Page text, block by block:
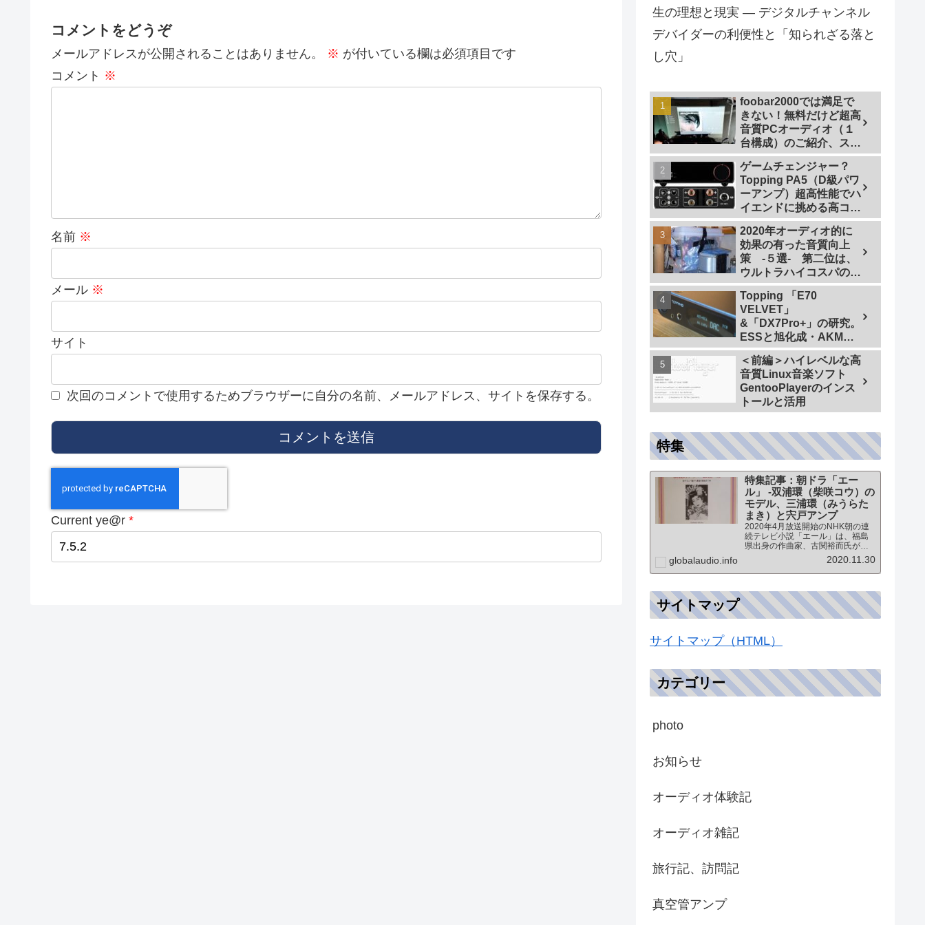
コメントをどうぞ
メールアドレスが公開されることはありません。 ※ が付いている欄は必須項目です
コメント ※
名前 ※
メール ※
サイト
次回のコメントで使用するためブラウザーに自分の名前、メールアドレス、サイトを保存する。
Current ye@r *
生の理想と現実 — デジタルチャンネル
デバイダーの利便性と「知られざる落と
し穴」
foobar2000では満足で
きない！無料だけど超高
音質PCオーディオ（１
台構成）のご紹介、スマ
ホで操作も
ゲームチェンジャー？
Topping PA5（D級パワ
ーアンプ）超高性能でハ
イエンドに挑める高コス
トパフォーマンスなパワ
ーアンプの研究
2020年オーディオ的に
効果の有った音質向上
策 -５選- 第二位は、
ウルトラハイコスパの仮
想アース
Topping 「E70
VELVET」
&「DX7Pro+」の研究。
ESSと旭化成・AKMの
ハイエンドDAC比較＜
同一メーカーでテスト
【ES9038PRO Vs
AK4499EX】＞
＜前編＞ハイレベルな高
音質Linux音楽ソフト
GentooPlayerのインス
トールと活用
特集
特集記事：朝ドラ「エー
ル」 -双浦環（柴咲コウ）の
モデル、三浦環（みうらた
まき）と宍戸アンプ
2020年4月放送開始のNHK朝の連
続テレビ小説「エール」は、福島
県出身の作曲家、古関裕而氏がモ
デルとなっています。このドラマ
に登場する戦前の声楽家、三浦環
さんと、本サイトにも登場する宍
によるシングルアンプ製作…
globalaudio.info 2020.11.30
サイトマップ
サイトマップ（HTML）
カテゴリー
photo
お知らせ
オーディオ体験記
オーディオ雑記
旅行記、訪問記
真空管アンプ